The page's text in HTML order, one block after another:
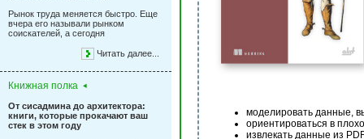
Рынок труда меняется быстро. Еще
вчера его называли рынком
соискателей, а сегодня
Читать далее...
Книжная полка
От сисадмина до архитектора:
книги, которые прокачают ваш
стек в этом году
моделировать данные,
ориентироваться в
извлекать данные из